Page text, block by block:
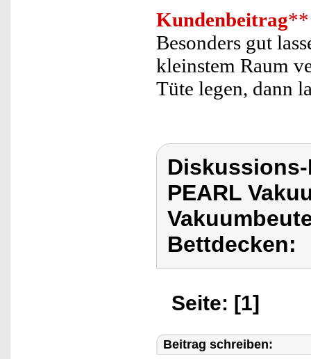
Kundenbeitrag**
Besonders gut
kleinstem Raum
Tüte legen, dann
PEARL
Bettdecken:
Seite: [1]
Beitrag schreiben: